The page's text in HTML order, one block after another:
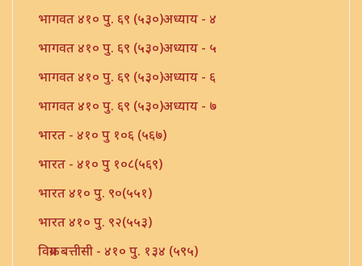
भागवत ४१० पु. ६९ (५३०)अध्याय - ४
भागवत ४१० पु. ६९ (५३०)अध्याय - ५
भागवत ४१० पु. ६९ (५३०)अध्याय - ६
भागवत ४१० पु. ६९ (५३०)अध्याय - ७
भारत - ४१० पु १०६ (५६७)
भारत - ४१० पु १०८(५६९)
भारत ४१० पु. ९०(५५१)
भारत ४१० पु. ९२(५५३)
विक्रम बत्तीसी - ४१० पु. १३४ (५९५)